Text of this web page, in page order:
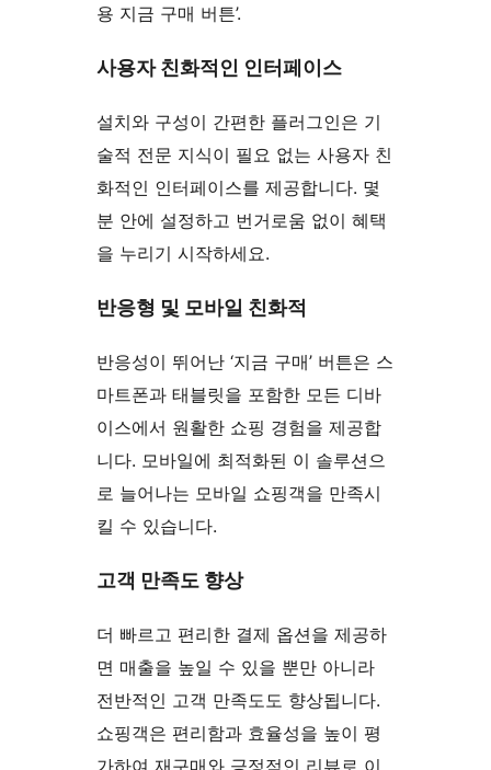
용 지금 구매 버튼’.
사용자 친화적인 인터페이스
설치와 구성이 간편한 플러그인은 기
술적 전문 지식이 필요 없는 사용자 친
화적인 인터페이스를 제공합니다. 몇
분 안에 설정하고 번거로움 없이 혜택
을 누리기 시작하세요.
반응형 및 모바일 친화적
반응성이 뛰어난 ‘지금 구매’ 버튼은 스
마트폰과 태블릿을 포함한 모든 디바
이스에서 원활한 쇼핑 경험을 제공합
니다. 모바일에 최적화된 이 솔루션으
로 늘어나는 모바일 쇼핑객을 만족시
킬 수 있습니다.
고객 만족도 향상
더 빠르고 편리한 결제 옵션을 제공하
면 매출을 높일 수 있을 뿐만 아니라
전반적인 고객 만족도도 향상됩니다.
쇼핑객은 편리함과 효율성을 높이 평
가하여 재구매와 긍정적인 리뷰로 이